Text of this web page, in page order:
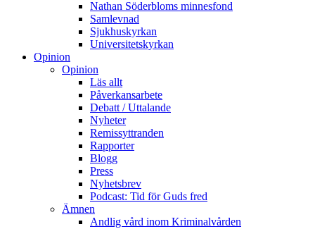
Nathan Söderbloms minnesfond
Samlevnad
Sjukhuskyrkan
Universitetskyrkan
Opinion
Opinion
Läs allt
Påverkansarbete
Debatt / Uttalande
Nyheter
Remissyttranden
Rapporter
Blogg
Press
Nyhetsbrev
Podcast: Tid för Guds fred
Ämnen
Andlig vård inom Kriminalvården